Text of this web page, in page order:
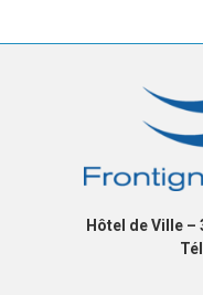
Hôtel de Ville –